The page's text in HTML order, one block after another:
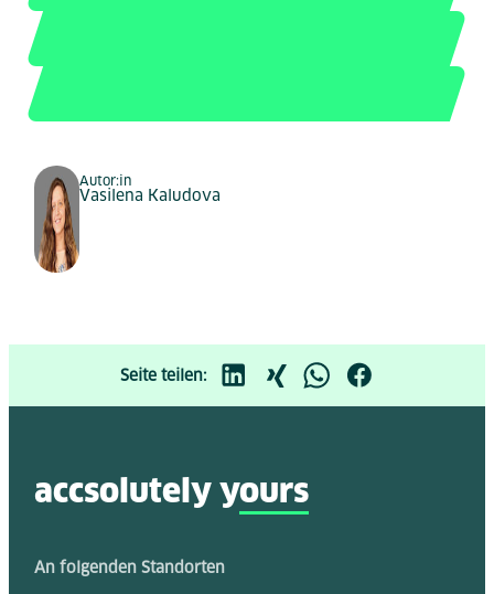
Autor:in
Vasilena Kaludova
Seite teilen:
accsolutely yours
An folgenden Standorten